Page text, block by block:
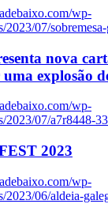
wp-
2023/07/
nova
explosão
wp-
2023/07/a7r8448-
2023
wp-
2023/06/aldeia-